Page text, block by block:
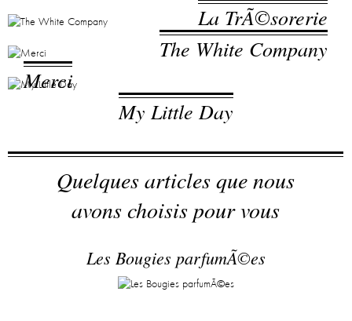
La TrÃ©sorerie
The White Company
Merci
My Little Day
Quelques articles que nous
avons choisis pour vous
Les Bougies parfumÃ©es